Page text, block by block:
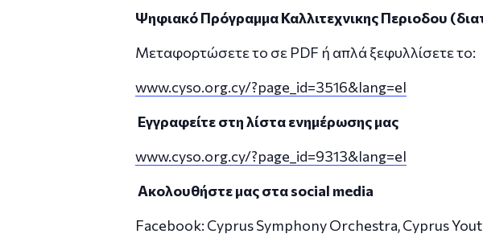
Ψηφιακό Πρόγραμμα Καλλιτεχνικης Περιοδου
Μεταφορτώσετε το σε PDF ή απλά ξεφυλλίσετε το:
www.cyso.org.cy/?page_id=3516&lang=el
Εγγραφείτε στη λίστα ενημέρωσης μας
www.cyso.org.cy/?page_id=9313&lang=el
Ακολουθήστεμαςσταsocial media
Facebook: Cyprus Symphony Orchestra, Cyprus